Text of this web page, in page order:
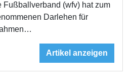
Fußballverband (wfv) hat zum
Darlehen für
Artikel anzeigen